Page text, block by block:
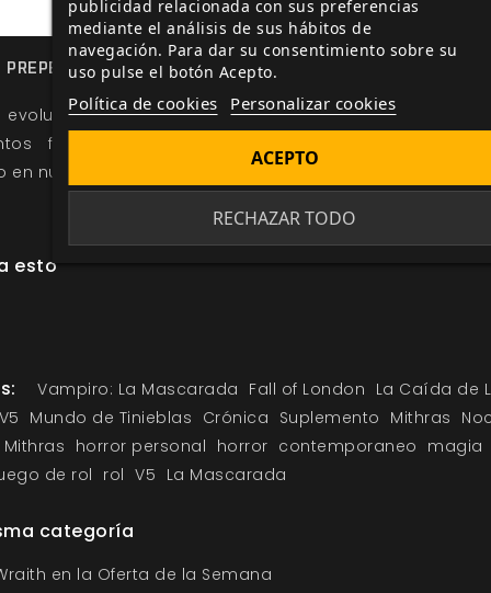
DE LA CAÍDA DE LONDRES Y ASEGÚRATE TU
evolución deLa Caída de Londresy otros de tus
favoritos mediante nuestras noticias y la
en nuestra web.
esto
Vampiro: La Mascarada Fall of London La Caída de
Mundo de Tinieblas Crónica Suplemento Mithras
Mithras horror personal horror contemporaneo magia
de rol rol V5 La Mascarada
categoría
en la Oferta de la Semana
publicidad relacionada con sus preferencias
mediante el análisis de sus hábitos de
navegación. Para dar su consentimiento sobre su
uso pulse el botón Acepto.
Política de cookies Personalizar cookies
RECHAZAR TODO
ACEPTO